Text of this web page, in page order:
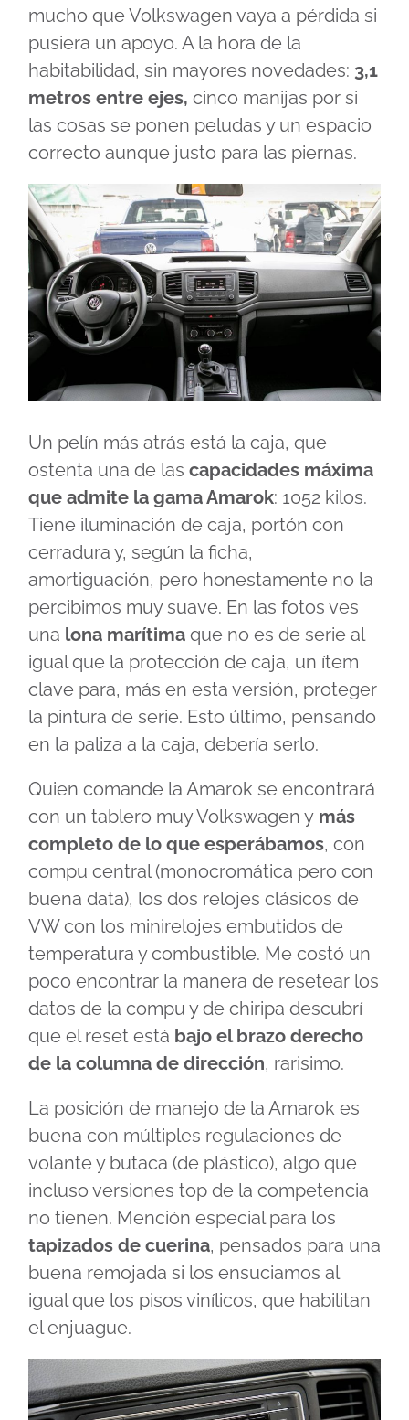
mucho que Volkswagen vaya a pérdida si
pusiera un apoyo. A la hora de la
habitabilidad, sin mayores novedades: 3,1
metros entre ejes, cinco manijas por si
las cosas se ponen peludas y un espacio
correcto aunque justo para las piernas.
Un pelín más atrás está la caja, que
ostenta una de las capacidades máxima
que admite la gama Amarok: 1052 kilos.
Tiene iluminación de caja, portón con
cerradura y, según la ficha,
amortiguación, pero honestamente no la
percibimos muy suave. En las fotos ves
una lona marítima que no es de serie al
igual que la protección de caja, un ítem
clave para, más en esta versión, proteger
la pintura de serie. Esto último, pensando
en la paliza a la caja, debería serlo.
Quien comande la Amarok se encontrará
con un tablero muy Volkswagen y más
completo de lo que esperábamos, con
compu central (monocromática pero con
buena data), los dos relojes clásicos de
VW con los minirelojes embutidos de
temperatura y combustible. Me costó un
poco encontrar la manera de resetear los
datos de la compu y de chiripa descubrí
que el reset está bajo el brazo derecho
de la columna de dirección, rarisimo.
La posición de manejo de la Amarok es
buena con múltiples regulaciones de
volante y butaca (de plástico), algo que
incluso versiones top de la competencia
no tienen. Mención especial para los
tapizados de cuerina, pensados para una
buena remojada si los ensuciamos al
igual que los pisos vinílicos, que habilitan
el enjuague.